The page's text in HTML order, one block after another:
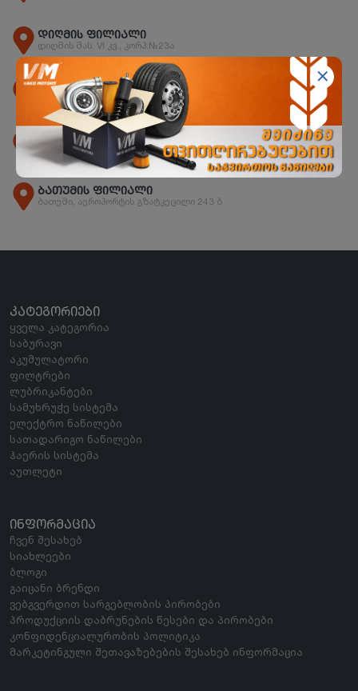
დიღმის ფილიალი
დიღმის მას. VI კვ., კორპ.№23ა
ორხევის ფილიალი
ორხევის დასახლება, ჩანტლაძის N15
ზესტაფონის ფილიალი
ზესტაფონი, სოფ. არგვეთა
ბათუმის ფილიალი
ბათუმი, აეროპორტის გზატკეცილი 243 ბ
ᲙᲐᲢᲔᲒᲝᲠᲘᲔᲑᲘ
ყველა კატეგორია
საბურავი
აკუმულატორი
ფილტრები
ლუბრიკანტები
სამუხრუჭე სისტემა
ელექტრო ნაწილები
სათადარიგო ნაწილები
ჰაერის სისტემა
აუთლეტი
ᲘᲜᲤᲝᲠᲛᲐᲪᲘᲐ
ჩვენ შესახებ
სიახლეები
ბლოგი
გაიცანი ბრენდი
ვებგვერდით სარგებლობის პირობები
პროდუქციის დაბრუნების წესები და პირობები
კონფიდენციალურობის პოლიტიკა
მარკეტინგული შეთავაზებების შესახებ ინფორმაცია